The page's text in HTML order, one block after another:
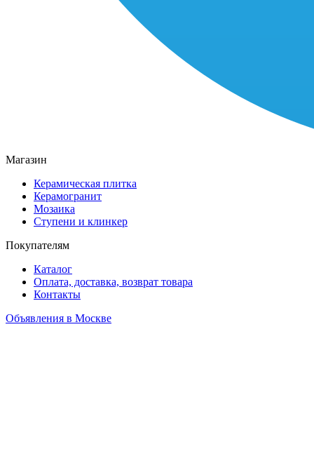
Магазин
Керамическая плитка
Керамогранит
Мозаика
Ступени и клинкер
Покупателям
Каталог
Оплата, доставка, возврат товара
Контакты
Объявления в Москве